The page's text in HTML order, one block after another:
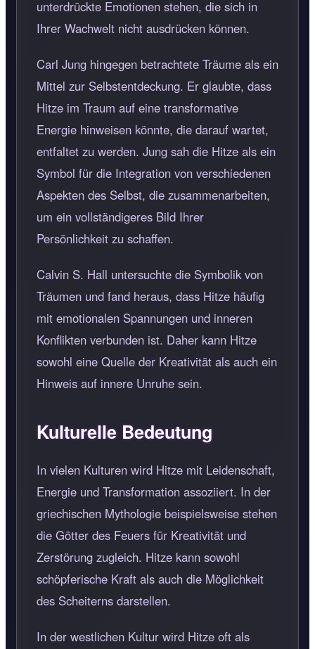
unterdrückte Emotionen stehen, die sich in
Ihrer Wachwelt nicht ausdrücken können.
Carl Jung hingegen betrachtete Träume als ein
Mittel zur Selbstentdeckung. Er glaubte, dass
Hitze im Traum auf eine transformative
Energie hinweisen könnte, die darauf wartet,
entfaltet zu werden. Jung sah die Hitze als ein
Symbol für die Integration von verschiedenen
Aspekten des Selbst, die zusammenarbeiten,
um ein vollständigeres Bild Ihrer
Persönlichkeit zu schaffen.
Calvin S. Hall untersuchte die Symbolik von
Träumen und fand heraus, dass Hitze häufig
mit emotionalen Spannungen und inneren
Konflikten verbunden ist. Daher kann Hitze
sowohl eine Quelle der Kreativität als auch ein
Hinweis auf innere Unruhe sein.
Kulturelle Bedeutung
In vielen Kulturen wird Hitze mit Leidenschaft,
Energie und Transformation assoziiert. In der
griechischen Mythologie beispielsweise stehen
die Götter des Feuers für Kreativität und
Zerstörung zugleich. Hitze kann sowohl
schöpferische Kraft als auch die Möglichkeit
des Scheiterns darstellen.
In der westlichen Kultur wird Hitze oft als